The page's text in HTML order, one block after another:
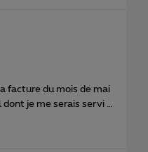
je me serais servi le
et une le
même pas ce que